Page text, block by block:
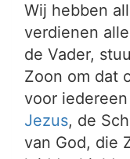
Wij hebben
verdienen
de Vader,
Zoon om dat
voor
Jezus, de
van God, die